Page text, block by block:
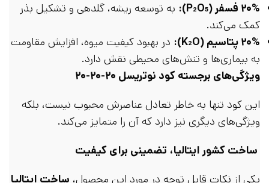
۲۰% فسفر (
P₂O₅
): به توسعه ریشه، گلدهی و تشکیل بذر
کمک می‌کند.
۲۰% پتاسیم (
K₂O
): در بهبود کیفیت میوه، افزایش مقاومت
به بیماری‌ها و تنش‌های محیطی نقش دارد.
ویژگی‌های برجسته کود نوتریسل ۲۰-۲۰-۲۰
این کود تنها به خاطر تعادل عناصرش محبوب نیست، بلکه
ویژگی‌های دیگری نیز دارد که آن را متمایز می‌کند.
ساخت کشور ایتالیا، تضمینی برای کیفیت
یکی از نکات قابل توجه در مورد این محصول، ساخت ایتالیا